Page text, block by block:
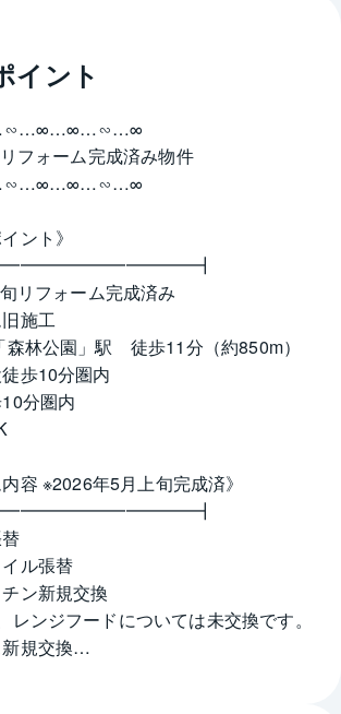
イント
フォーム完成済み物件
ント》
リフォーム完成済み
施工
林公園」駅　徒歩11分（約850m）
歩10分圏内
分圏内
容 ※2026年5月上旬完成済》
ル張替
ン新規交換
ンジフードについては未交換です。
規交換